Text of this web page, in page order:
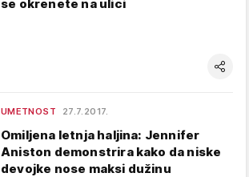
se okrenete na ulici
UMETNOST 27.7.2017.
Omiljena letnja haljina: Jennifer
Aniston demonstrira kako da niske
devojke nose maksi dužinu